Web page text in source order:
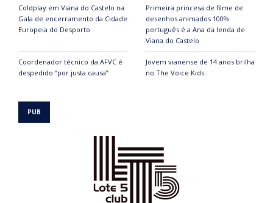
Coldplay em Viana do Castelo na
Gala de encerramento da Cidade
Europeia do Desporto
Primeira princesa de filme de
desenhos animados 100%
português é a Ana da lenda de
Viana do Castelo
Coordenador técnico da AFVC é
despedido “por justa causa”
Jovem vianense de 14 anos brilha
no The Voice Kids